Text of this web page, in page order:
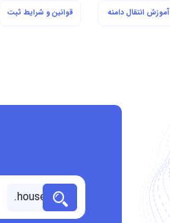
آموزش انتقال دامنه قوانین و شرایط ثبت